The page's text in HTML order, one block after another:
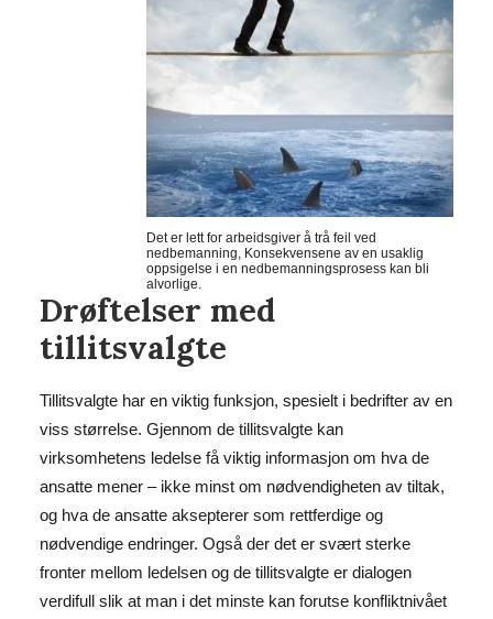
Det er lett for arbeidsgiver å trå feil ved
nedbemanning, Konsekvensene av en usaklig
oppsigelse i en nedbemanningsprosess kan bli
alvorlige.
Drøftelser med
tillitsvalgte
Tillitsvalgte har en viktig funksjon, spesielt i bedrifter av en
viss størrelse. Gjennom de tillitsvalgte kan
virksomhetens ledelse få viktig informasjon om hva de
ansatte mener – ikke minst om nødvendigheten av tiltak,
og hva de ansatte aksepterer som rettferdige og
nødvendige endringer. Også der det er svært sterke
fronter mellom ledelsen og de tillitsvalgte er dialogen
verdifull slik at man i det minste kan forutse konfliktnivået